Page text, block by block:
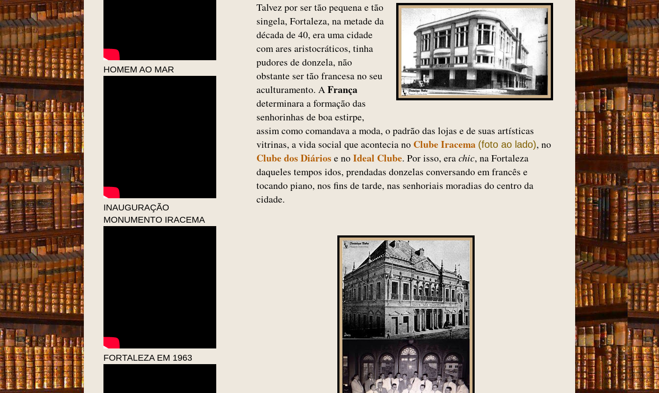
Talvez por ser tão pequena e tão
singela, Fortaleza, na metade da
década de 40, era uma cidade
com ares aristocráticos, tinha
pudores de donzela, não
obstante ser tão francesa no seu
aculturamento. AFrança
determinara a formação das
senhorinhas de boa estirpe,
assim como comandava a moda, o padrão das lojas e de suas artísticas
vitrinas, a vida social que acontecia no Clube Iracema (foto ao lado), no
Clube dos Diários e noIdeal Clube. Por isso, erachic, na Fortaleza
daqueles tempos idos, prendadas donzelas conversando em francês e
tocando piano, nos fins de tarde, nas senhoriais moradias do centro da
cidade.
HOMEM AO MAR
INAUGURAÇÃO
MONUMENTO IRACEMA
FORTALEZA EM 1963